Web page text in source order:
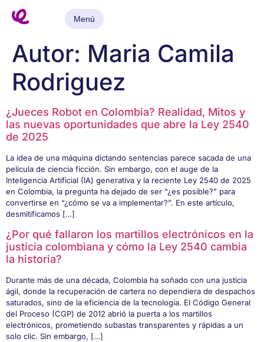
Menú
Autor: Maria Camila
Rodriguez
¿Jueces Robot en Colombia? Realidad, Mitos y
las nuevas oportunidades que abre la Ley 2540
de 2025
La idea de una máquina dictando sentencias parece sacada de una
película de ciencia ficción. Sin embargo, con el auge de la
Inteligencia Artificial (IA) generativa y la reciente Ley 2540 de 2025
en Colombia, la pregunta ha dejado de ser “¿es posible?” para
convertirse en “¿cómo se va a implementar?”. En este artículo,
desmitificamos […]
¿Por qué fallaron los martillos electrónicos en la
justicia colombiana y cómo la Ley 2540 cambia
la historia?
Durante más de una década, Colombia ha soñado con una justicia
ágil, donde la recuperación de cartera no dependiera de despachos
saturados, sino de la eficiencia de la tecnología. El Código General
del Proceso (CGP) de 2012 abrió la puerta a los martillos
electrónicos, prometiendo subastas transparentes y rápidas a un
solo clic. Sin embargo, […]